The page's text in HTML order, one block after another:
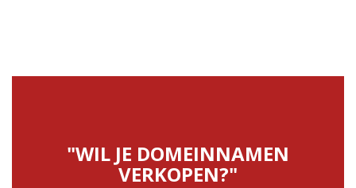
"WIL JE DOMEINNAMEN
VERKOPEN?"